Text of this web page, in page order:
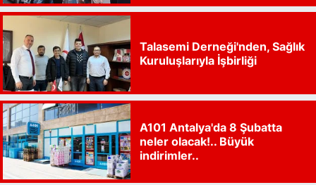
Talasemi Derneği'nden, Sağlık
Kuruluşlarıyla İşbirliği
A101 Antalya'da 8 Şubatta
neler olacak!.. Büyük
indirimler..